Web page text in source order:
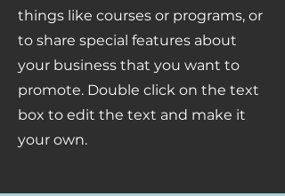
things like courses or programs, or
to share special features about
your business that you want to
promote. Double click on the text
box to edit the text and make it
your own.